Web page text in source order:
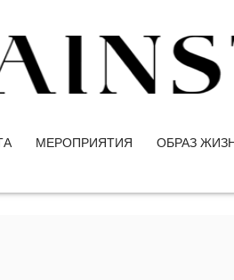
МЕРОПРИЯТИЯ ОБРАЗ